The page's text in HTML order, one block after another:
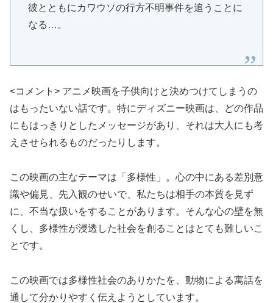
彼とともにカワウソの行方不明事件を追うことに
なる…。
<コメント> アニメ映画を子供向けと決めつけてしまうの
はもったいない話です。特にディズニー映画は、どの作品
にもはっきりとしたメッセージがあり、それは大人にも考
えさせられるものだったりします。
この映画の主なテーマは「多様性」。心の中にある差別意
識や偏見、先入観のせいで、私たちは相手の本質を見ず
に、不当な扱いをすることがあります。そんな心の壁を無
くし、多様性が浸透した社会を創ることはとても難しいこ
とです。
この映画では多様性社会のありかたを、動物による寓話を
通して分かりやすく伝えようとしています。